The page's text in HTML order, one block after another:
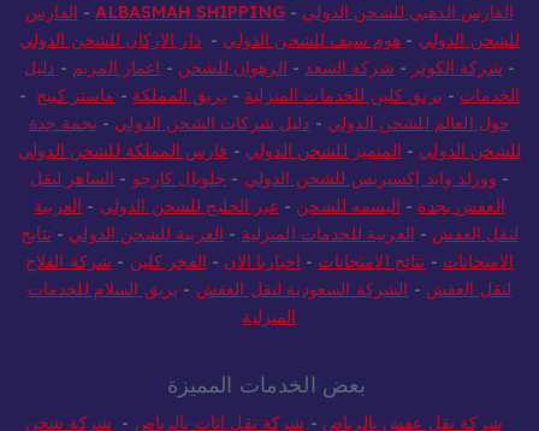
الفارس الذهبي للشحن الدولي -
ALBASMAH SHIPPING
- الفارس
للشحن الدولي - هوم سيف للشحن الدولي -دار الاركان للشحن الدولي
- شركة الكوثر - شركة السعد - الرهوان للشحن - اعمار المريم - دليل
الخدمات - بريق كلين للخدمات المنزلية - بريق المملكة - ماستر كينج -
حول العالم للشحن الدولي - دليل شركات الشحن الدولي - نجمة جدة
للشحن الدولي - المتميز للشحن الدولي - فارس المملكة للشحن الدولي
- وورلد وايد إكسبريس للشحن الدولي - جلوبال كارجو - الساهر لنقل
العفش بجدة - البسمه للشحن - عبر الخليج للشحن الدولي - العربية
لنقل العفش - العربية للخدمات المنزلية - العربية للشحن الدولي - نتايج
الامتحانات - نتائج الامتحانات - اخبارنا الان - الفجر كلين - شركة الفلاح
لنقل العفش - الشركة السعودية لنقل العفش - بريق السلام للخدمات
المنزلية
بعض الخدمات المميزة
شركة نقل عفش بالرياض - شركة نقل اثاث بالرياض - شركة شحن